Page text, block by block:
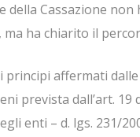
della Cassazione
ha chiarito il
principi affermati
prevista dall’art.
enti – d. lgs. 231/